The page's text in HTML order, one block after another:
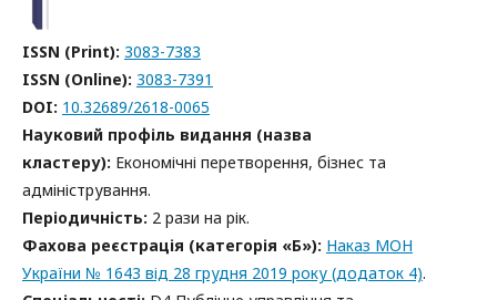
ISSN (Print): 3083-7383
ISSN (Online): 3083-7391
DOI: 10.32689/2618-0065
Науковий профіль видання (назва
кластеру): Економічні перетворення, бізнес та
адміністрування.
Періодичність: 2 рази на рік.
Фахова реєстрація (категорія «Б»): Наказ МОН
України № 1643 від 28 грудня 2019 року (додаток 4).